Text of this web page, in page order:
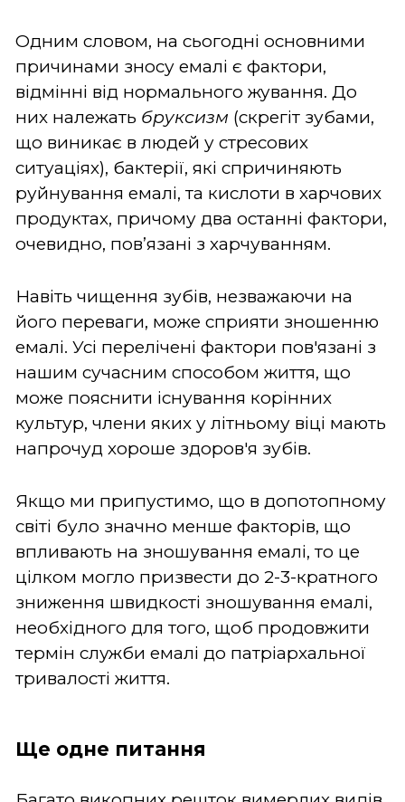
Одним словом, на сьогодні основними
причинами зносу емалі є фактори,
відмінні від нормального жування. До
них належать бруксизм (скрегіт зубами,
що виникає в людей у стресових
ситуаціях), бактерії, які спричиняють
руйнування емалі, та кислоти в харчових
продуктах, причому два останні фактори,
очевидно, пов’язані з харчуванням.
Навіть чищення зубів, незважаючи на
його переваги, може сприяти зношенню
емалі. Усі перелічені фактори пов'язані з
нашим сучасним способом життя, що
може пояснити існування корінних
культур, члени яких у літньому віці мають
напрочуд хороше здоров'я зубів.
Якщо ми припустимо, що в допотопному
світі було значно менше факторів, що
впливають на зношування емалі, то це
цілком могло призвести до 2-3-кратного
зниження швидкості зношування емалі,
необхідного для того, щоб продовжити
термін служби емалі до патріархальної
тривалості життя.
Ще одне питання